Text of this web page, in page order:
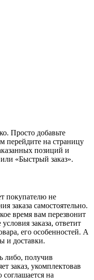
Просто добавьте
перейдите на страницу
позиций и
«Быстрый заказ».
покупателю не
заказа самостоятельно.
время вам перезвонит
заказа, ответит
его особенностей. А
и доставки.
либо, получив
заказ, укомплектовав
на